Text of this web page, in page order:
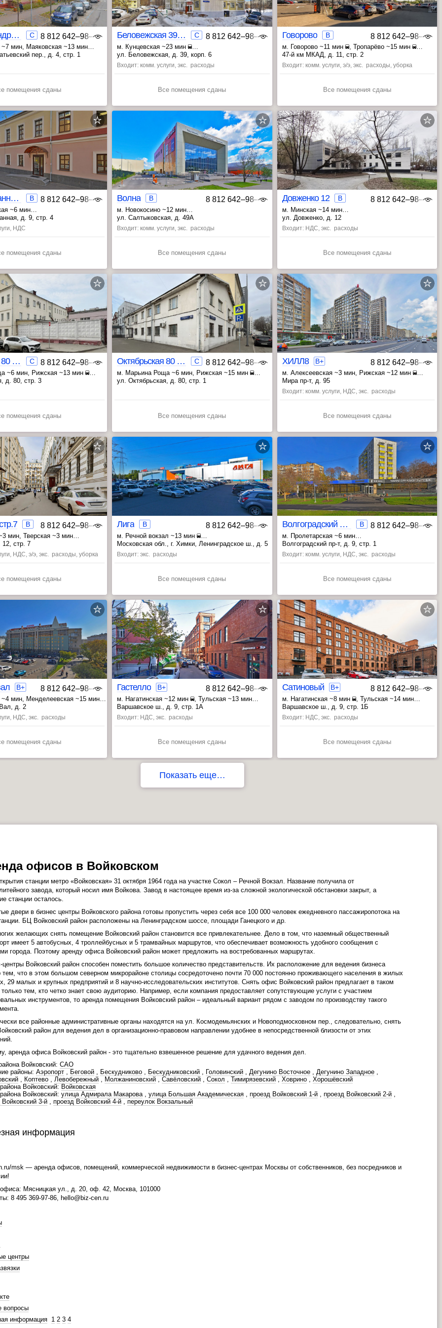
ВАО
СВАО
Большой Кондратьевский 4 стр.1 C 8 812 642‒98‒46
~7 мин, Маяковская ~13 мин
~20 минпер., д. 4, стр. 1
помещения сданы
Беловежская 39 корп.6 C 8 812 642‒98‒46
м. Кунцевская ~23 мин
, Молодёжная ~23 мин
, Давыдково ~33 мин
ул. Беловежская, д. 39, корп. 6
Входит: комм. услуги, экс. расходы
Все помещения сданы
Говорово B 8 812 642‒98‒46
м. Говорово ~11 мин
, Тропарёво ~15 мин
, Озёрная ~27 мин
47-й км МКАД, д. 11, стр. 2
Входит: комм. услуги, э/э, экс. расходы, уборка
Все помещения сданы
Новая Басманная 9 стр.4 B 8 812 642‒98‒46
~6 мин
~8 мин
~12 мин
д. 9, стр. 4
НДС
помещения сданы
Волна B 8 812 642‒98‒46
м. Новокосино ~12 мин
, Улица Дмитриевского ~23 мин
, Лухмановская ~26 мин
ул. Салтыковская, д. 49А
Входит: комм. услуги, экс. расходы
Все помещения сданы
Довженко 12 B 8 812 642‒98‒46
м. Минская ~14 мин
, Ломоносовский проспект ~16 мин
, Университет ~26 мин
ул. Довженко, д. 12
Входит: НДС, экс. расходы
Все помещения сданы
Октябрьская 80 стр.3 C 8 812 642‒98‒46
~6 мин, Рижская ~13 мин
мин
д. 80, стр. 3
помещения сданы
Октябрьская 80 стр.1 C 8 812 642‒98‒46
м. Марьина Роща ~6 мин, Рижская ~15 мин
, Достоевская ~17 мин
ул. Октябрьская, д. 80, стр. 1
Все помещения сданы
ХИЛЛ8 B+ 8 812 642‒98‒46
м. Алексеевская ~3 мин, Рижская ~12 мин
, ВДНХ ~18 мин
Мира пр-т, д. 95
Входит: комм. услуги, НДС, экс. расходы
Все помещения сданы
B 8 812 642‒98‒46
мин, Тверская ~3 мин
12, стр. 7
НДС, э/э, экс. расходы, уборка
помещения сданы
Лига B 8 812 642‒98‒46
м. Речной вокзал ~13 мин
, Беломорская ~16 мин , Планерная ~22 мин
Московская обл., г. Химки, Ленинградское ш., д. 5
Входит: экс. расходы
Все помещения сданы
Волгоградский 9 стр.1 B 8 812 642‒98‒46
м. Пролетарская ~6 мин
, Крестьянская застава ~9 мин
, Волгоградский проспект ~12 мин
Волгоградский пр-т, д. 9, стр. 1
Входит: комм. услуги, НДС, экс. расходы
Все помещения сданы
B+ 8 812 642‒98‒46
~4 мин, Менделеевская ~15 мин
мин
д. 2
НДС, экс. расходы
помещения сданы
Гастелло B+ 8 812 642‒98‒46
м. Нагатинская ~12 мин , Тульская ~13 мин
, Верхние Котлы ~20 мин
Варшавское ш., д. 9, стр. 1А
Входит: НДС, экс. расходы
Все помещения сданы
Сатиновый B+ 8 812 642‒98‒46
м. Нагатинская ~8 мин
, Тульская ~14 мин
, Верхние Котлы ~20 мин
Варшавское ш., д. 9, стр. 1Б
Входит: НДС, экс. расходы
Все помещения сданы
Показать еще…
офисов в Войковском
станции метро «Войковская» 31 октября 1964 года на участке Сокол – Речной Вокзал. Название получила от
завода, который носил имя Войкова. Завод в настоящее время из-за сложной экологической обстановки закрыт, а
станции осталось.
двери в бизнес центры Войковского района готовы пропустить через себя все 100 000 человек ежедневного пассажиропотока на
БЦ Войковский район расположены на Ленинградском шоссе, площади Ганецкого и др.
желающих снять помещение Войковский район становится все привлекательнее. Дело в том, что наземный общественный
имеет 5 автобусных, 4 троллейбусных и 5 трамвайных маршрутов, что обеспечивает возможность удобного сообщения с
города. Поэтому аренду офиса Войковский район может предложить на востребованных маршрутах.
центры Войковский район способен поместить большое количество представительств. Их расположение для ведения бизнеса
тем, что в этом большом северном микрорайоне столицы сосредоточено почти 70 000 постоянно проживающего населения в жилых
29 малых и крупных предприятий и 8 научно-исследовательских институтов. Снять офис Войковский район предлагает в таком
только тем, кто четко знает свою аудиторию. Например, если компания предоставляет сопутствующие услуги с участием
инструментов, то аренда помещения Войковский район – идеальный вариант рядом с заводом по производству такого
все районные административные органы находятся на ул. Космодемьянских и Новоподмосковном пер., следовательно, снять
район для ведения дел в организационно-правовом направлении удобнее в непосредственной близости от этих
аренда офиса Войковский район - это тщательно взвешенное решение для удачного ведения дел.
Войковский: САО
районы: Аэропорт , Беговой , Бескудниково , Бескудниковский , Головинский , Дегунино Восточное , Дегунино Западное ,
, Коптево , Левобережный , Молжаниновский , Савёловский , Сокол , Тимирязевский , Ховрино , Хорошёвский
Войковский: Войковская
Войковский: улица Адмирала Макарова, улица Большая Академическая , проезд Войковский 1-й , проезд Войковский 2-й ,
Войковский 3-й , проезд Войковский 4-й , переулок Вокзальный
информация
msk — аренда офисов, помещений, коммерческой недвижимости в бизнес-центрах Москвы от собственников, без посредников и
Мясницкая ул., д. 20, оф. 42, Москва, 101000
8 495 369-97-86, hello@biz-cen.ru
центры
вопросы
информация
1 2 3 4